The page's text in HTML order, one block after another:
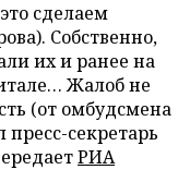
сделаем
Собственно,
их и ранее на
Жалоб не
(от омбудсмена
пресс-секретарь
РИА